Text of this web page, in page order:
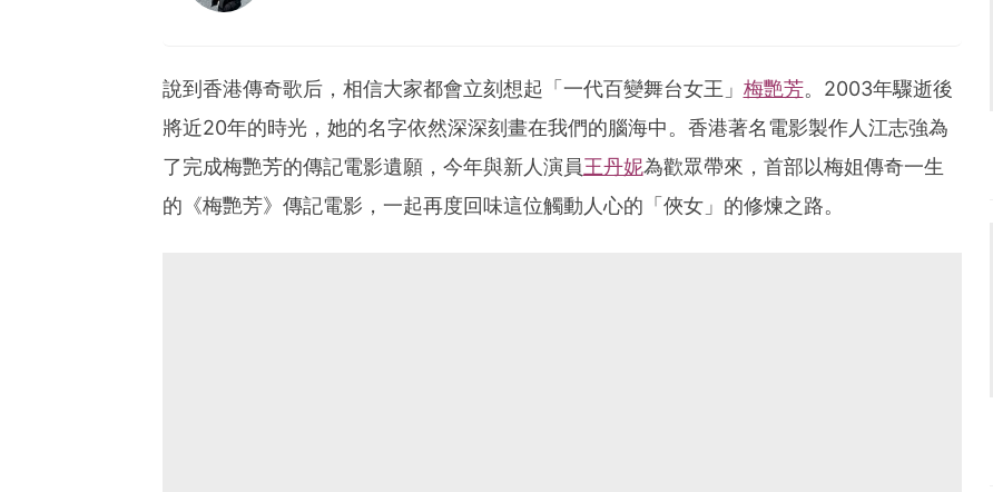
說到香港傳奇歌后，相信大家都會立刻想起「一代百變舞台女王」 梅艷芳。2003年驟逝後
將近20年的時光，她的名字依然深深刻畫在我們的腦海中。香港著名電影製作人江志強為
了完成梅艷芳的傳記電影遺願，今年與新人演員王丹妮為歡眾帶來，首部以梅姐傳奇一生
的《梅艷芳》傳記電影，一起再度回味這位觸動人心的「俠女」的修煉之路。